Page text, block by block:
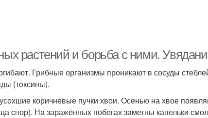
растений и борьба с ними.
Грибные организмы проникают в сосуды
(токсины).
коричневые пучки хвои. Осенью на хвое
спор). На заражённых побегах заметны капельки